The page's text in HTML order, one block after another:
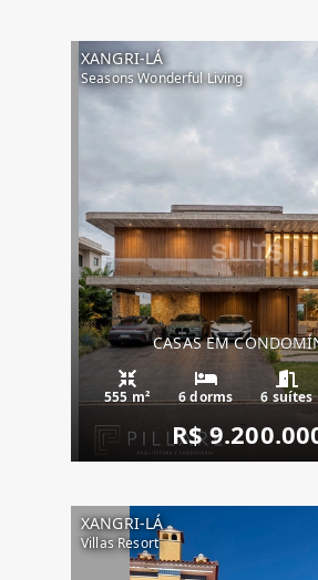
XANGRI-LÁ
Seasons Wonderful Living
CASAS EM
555 m² 6 dorms 6 suítes
R$
XANGRI-LÁ
Villas Resort